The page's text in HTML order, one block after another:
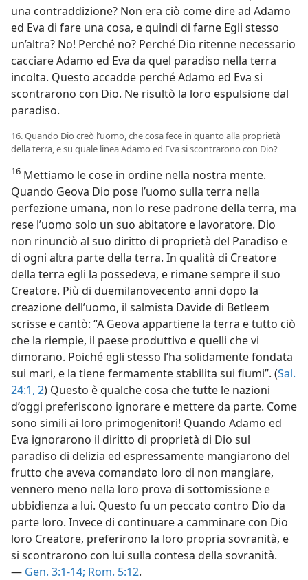
una contraddizione? Non era ciò come dire ad Adamo
ed Eva di fare una cosa, e quindi di farne Egli stesso
un’altra? No! Perché no? Perché Dio ritenne necessario
cacciare Adamo ed Eva da quel paradiso nella terra
incolta. Questo accadde perché Adamo ed Eva si
scontrarono con Dio. Ne risultò la loro espulsione dal
paradiso.
16. Quando Dio creò l’uomo, che cosa fece in quanto alla proprietà
della terra, e su quale linea Adamo ed Eva si scontrarono con Dio?
16 Mettiamo le cose in ordine nella nostra mente.
Quando Geova Dio pose l’uomo sulla terra nella
perfezione umana, non lo rese padrone della terra, ma
rese l’uomo solo un suo abitatore e lavoratore. Dio
non rinunciò al suo diritto di proprietà del Paradiso e
di ogni altra parte della terra. In qualità di Creatore
della terra egli la possedeva, e rimane sempre il suo
Creatore. Più di duemilanovecento anni dopo la
creazione dell’uomo, il salmista Davide di Betleem
scrisse e cantò: “A Geova appartiene la terra e tutto ciò
che la riempie, il paese produttivo e quelli che vi
dimorano. Poiché egli stesso l’ha solidamente fondata
sui mari, e la tiene fermamente stabilita sui fiumi”. (Sal.
24:1, 2) Questo è qualche cosa che tutte le nazioni
d’oggi preferiscono ignorare e mettere da parte. Come
sono simili ai loro primogenitori! Quando Adamo ed
Eva ignorarono il diritto di proprietà di Dio sul
paradiso di delizia ed espressamente mangiarono del
frutto che aveva comandato loro di non mangiare,
vennero meno nella loro prova di sottomissione e
ubbidienza a lui. Questo fu un peccato contro Dio da
parte loro. Invece di continuare a camminare con Dio
loro Creatore, preferirono la loro propria sovranità, e
si scontrarono con lui sulla contesa della sovranità.
— Gen. 3:1-14; Rom. 5:12.